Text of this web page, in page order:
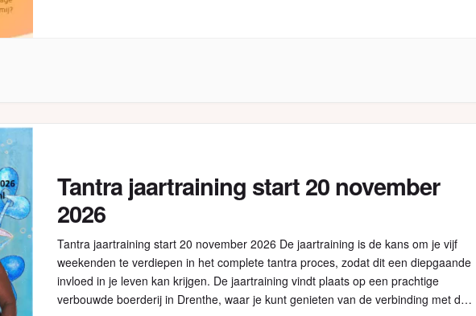
Tantra jaartraining start 20 november
2026
Tantra jaartraining start 20 november 2026 De jaartraining is de kans om je vijf
weekenden te verdiepen in het complete tantra proces, zodat dit een diepgaande
invloed in je leven kan krijgen. De jaartraining vindt plaats op een prachtige
verbouwde boerderij in Drenthe, waar je kunt genieten van de verbinding met de